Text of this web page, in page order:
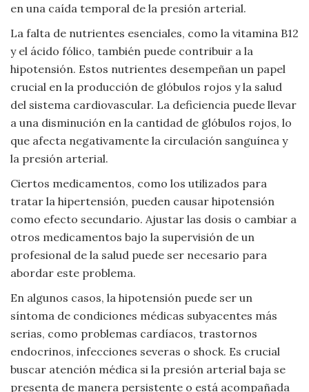
en una caída temporal de la presión arterial.
La falta de nutrientes esenciales, como la vitamina B12
y el ácido fólico, también puede contribuir a la
hipotensión. Estos nutrientes desempeñan un papel
crucial en la producción de glóbulos rojos y la salud
del sistema cardiovascular. La deficiencia puede llevar
a una disminución en la cantidad de glóbulos rojos, lo
que afecta negativamente la circulación sanguínea y
la presión arterial.
Ciertos medicamentos, como los utilizados para
tratar la hipertensión, pueden causar hipotensión
como efecto secundario. Ajustar las dosis o cambiar a
otros medicamentos bajo la supervisión de un
profesional de la salud puede ser necesario para
abordar este problema.
En algunos casos, la hipotensión puede ser un
síntoma de condiciones médicas subyacentes más
serias, como problemas cardíacos, trastornos
endocrinos, infecciones severas o shock. Es crucial
buscar atención médica si la presión arterial baja se
presenta de manera persistente o está acompañada